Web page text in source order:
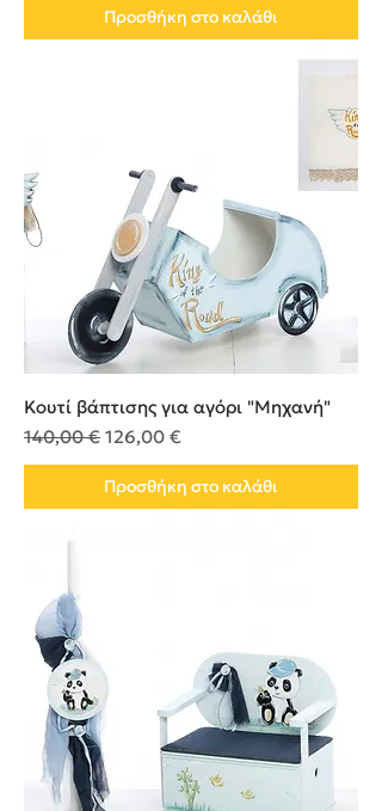
Προσθήκη στο καλάθι
Κουτί βάπτισης για αγόρι "Μηχανή"
Κανονική τιμή
140,00 € Τιμή Έκπτωσης
126,00 €
Προσθήκη στο καλάθι